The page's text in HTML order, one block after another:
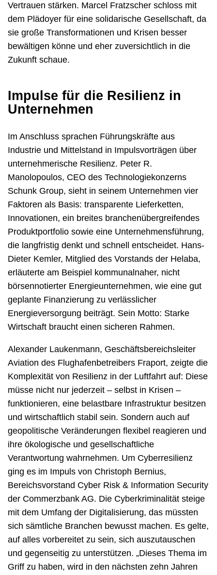
Vertrauen stärken. Marcel Fratzscher schloss mit
dem Plädoyer für eine solidarische Gesellschaft, da
sie große Transformationen und Krisen besser
bewältigen könne und eher zuversichtlich in die
Zukunft schaue.
Impulse für die Resilienz in
Unternehmen
Im Anschluss sprachen Führungskräfte aus
Industrie und Mittelstand in Impulsvorträgen über
unternehmerische Resilienz. Peter R.
Manolopoulos, CEO des Technologiekonzerns
Schunk Group, sieht in seinem Unternehmen vier
Faktoren als Basis: transparente Lieferketten,
Innovationen, ein breites branchenübergreifendes
Produktportfolio sowie eine Unternehmensführung,
die langfristig denkt und schnell entscheidet. Hans-
Dieter Kemler, Mitglied des Vorstands der Helaba,
erläuterte am Beispiel kommunalnaher, nicht
börsennotierter Energieunternehmen, wie eine gut
geplante Finanzierung zu verlässlicher
Energieversorgung beiträgt. Sein Motto: Starke
Wirtschaft braucht einen sicheren Rahmen.
Alexander Laukenmann, Geschäftsbereichsleiter
Aviation des Flughafenbetreibers Fraport, zeigte die
Komplexität von Resilienz in der Luftfahrt auf: Diese
müsse nicht nur jederzeit – selbst in Krisen –
funktionieren, eine belastbare Infrastruktur besitzen
und wirtschaftlich stabil sein. Sondern auch auf
geopolitische Veränderungen flexibel reagieren und
ihre ökologische und gesellschaftliche
Verantwortung wahrnehmen. Um Cyberresilienz
ging es im Impuls von Christoph Bernius,
Bereichsvorstand Cyber Risk & Information Security
der Commerzbank AG. Die Cyberkriminalität steige
mit dem Umfang der Digitalisierung, das müssten
sich sämtliche Branchen bewusst machen. Es gelte,
auf alles vorbereitet zu sein, sich auszutauschen
und gegenseitig zu unterstützen. „Dieses Thema im
Griff zu haben, wird in den nächsten zehn Jahren